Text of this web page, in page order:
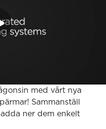
med vårt nya
Sammanställ
ner dem enkelt